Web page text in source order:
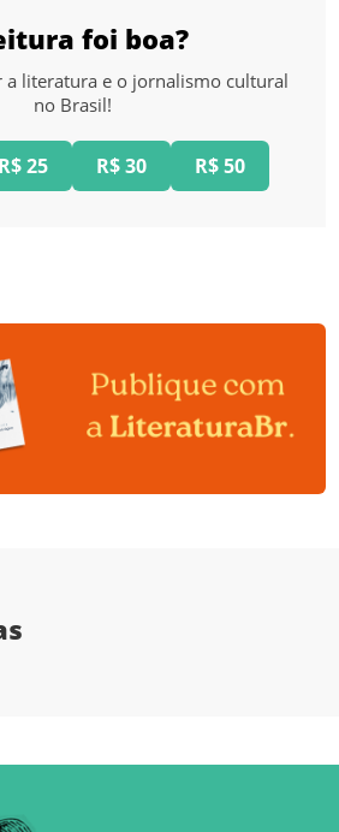
foi boa?
a literatura e o jornalismo cultural
no Brasil!
R$ 25 R$ 30 R$ 50